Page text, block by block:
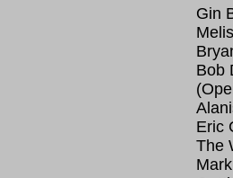
Gin
Bob
Eric
The